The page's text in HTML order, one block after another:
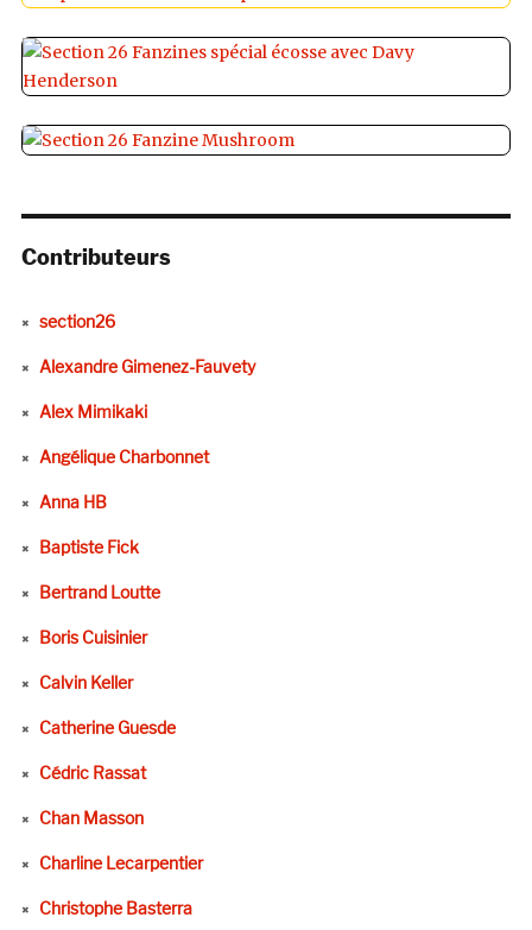
Contributeurs
section26
Alexandre Gimenez-Fauvety
Alex Mimikaki
Angélique Charbonnet
Anna HB
Baptiste Fick
Bertrand Loutte
Boris Cuisinier
Calvin Keller
Catherine Guesde
Cédric Rassat
Chan Masson
Charline Lecarpentier
Christophe Basterra